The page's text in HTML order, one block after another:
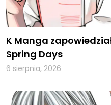
K Manga
Spring Days
6 sierpnia, 2026